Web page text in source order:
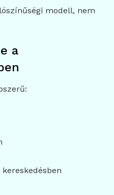
modell, nem
a